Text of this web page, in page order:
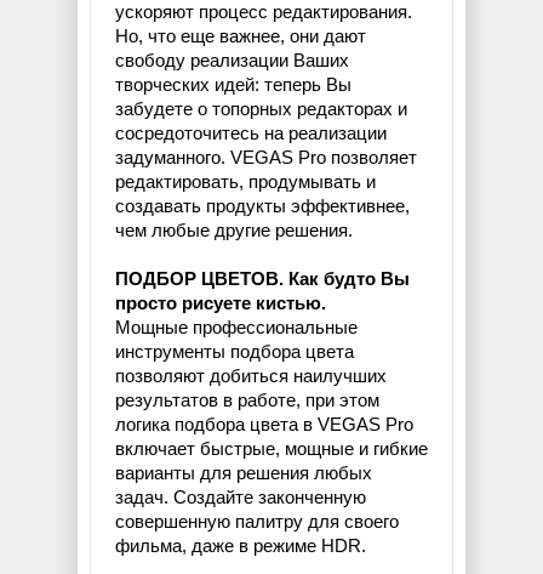
ускоряют процесс редактирования.
Но, что еще важнее, они дают
свободу реализации Ваших
творческих идей: теперь Вы
забудете о топорных редакторах и
сосредоточитесь на реализации
задуманного. VEGAS Pro позволяет
редактировать, продумывать и
создавать продукты эффективнее,
чем любые другие решения.
ПОДБОР ЦВЕТОВ. Как будто Вы
просто рисуете кистью.
Мощные профессиональные
инструменты подбора цвета
позволяют добиться наилучших
результатов в работе, при этом
логика подбора цвета в VEGAS Pro
включает быстрые, мощные и гибкие
варианты для решения любых
задач. Создайте законченную
совершенную палитру для своего
фильма, даже в режиме HDR.